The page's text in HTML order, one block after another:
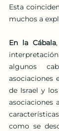
Esta
muchos a
En la Cábala
algunos
asociaciones
de Israel y
asociaciones
como se